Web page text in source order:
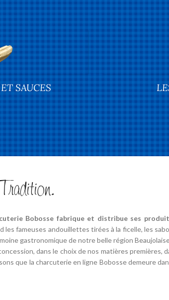
SAUCES
Bobosse fabrique et distribue ses
fameuses andouillettes tirées à la ficelle, les
gastronomique de notre belle région
dans le choix de nos matières premières,
que la charcuterie en ligne Bobosse demeure